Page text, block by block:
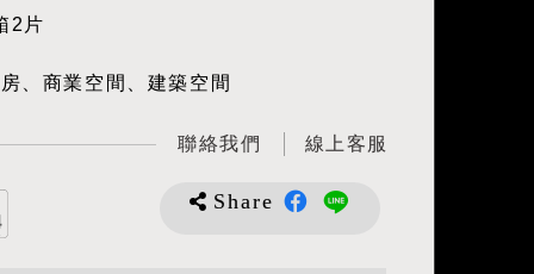
2片
、商業空間、建築空間
聯絡我們 線上客服
Share